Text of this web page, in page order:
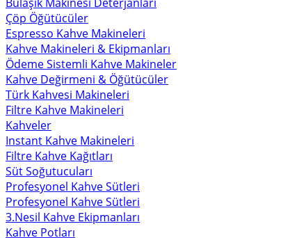
Çöp Öğütücüler
Espresso Kahve Makineleri
Kahve Makineleri & Ekipmanları
Ödeme Sistemli Kahve Makineler
Kahve Değirmeni & Öğütücüler
Türk Kahvesi Makineleri
Filtre Kahve Makineleri
Kahveler
Instant Kahve Makineleri
Filtre Kahve Kağıtları
Süt Soğutucuları
Profesyonel Kahve Sütleri
Profesyonel Kahve Sütleri
3.Nesil Kahve Ekipmanları
Kahve Potları